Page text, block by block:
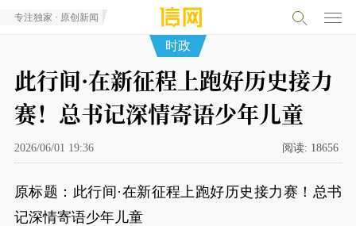
专注独家 · 原创新闻
时政
此行间·在新征程上跑好历史接力
赛！总书记深情寄语少年儿童
2026/06/01 19:36 阅读: 18656
原标题：此行间·在新征程上跑好历史接力赛！总书
记深情寄语少年儿童